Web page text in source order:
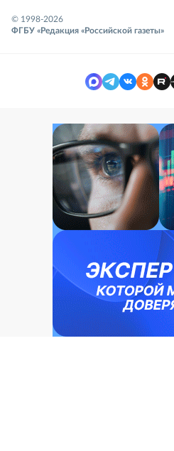
© 1998-2026
ФГБУ «Редакция «Российской газеты»